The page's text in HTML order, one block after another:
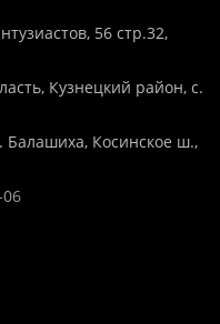
56 стр.32,
Кузнецкий район, с.
Балашиха, Косинское ш.,